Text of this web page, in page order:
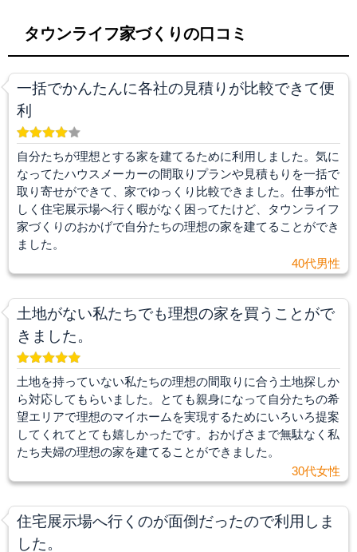
タウンライフ家づくりの口コミ
一括でかんたんに各社の見積りが比較できて便
利
自分たちが理想とする家を建てるために利用しました。気に
なってたハウスメーカーの間取りプランや見積もりを一括で
取り寄せができて、家でゆっくり比較できました。仕事が忙
しく住宅展示場へ行く暇がなく困ってたけど、タウンライフ
家づくりのおかげで自分たちの理想の家を建てることができ
ました。
40代男性
土地がない私たちでも理想の家を買うことがで
きました。
土地を持っていない私たちの理想の間取りに合う土地探しか
ら対応してもらいました。とても親身になって自分たちの希
望エリアで理想のマイホームを実現するためにいろいろ提案
してくれてとても嬉しかったです。おかげさまで無駄なく私
たち夫婦の理想の家を建てることができました。
30代女性
住宅展示場へ行くのが面倒だったので利用しま
した。